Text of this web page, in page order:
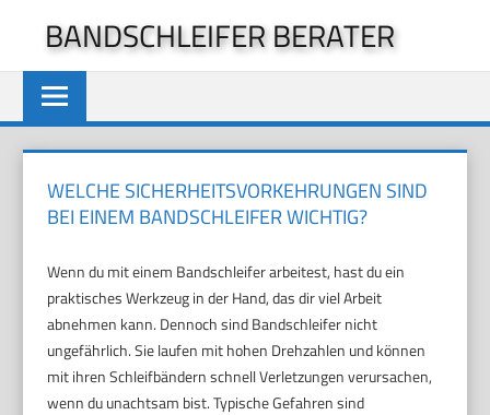
springen
BANDSCHLEIFER BERATER
WELCHE SICHERHEITSVORKEHRUNGEN SIND
BEI EINEM BANDSCHLEIFER WICHTIG?
Wenn du mit einem Bandschleifer arbeitest, hast du ein
praktisches Werkzeug in der Hand, das dir viel Arbeit
abnehmen kann. Dennoch sind Bandschleifer nicht
ungefährlich. Sie laufen mit hohen Drehzahlen und können
mit ihren Schleifbändern schnell Verletzungen verursachen,
wenn du unachtsam bist. Typische Gefahren sind